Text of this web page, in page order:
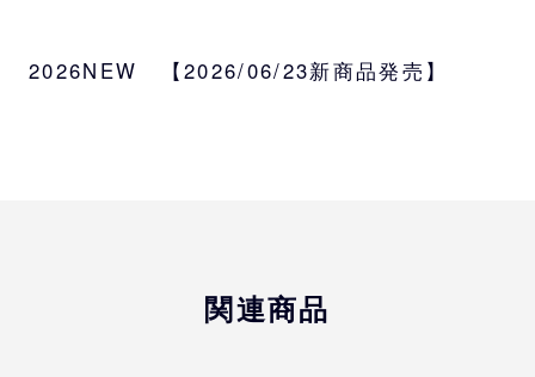
素材
2026NEW 【2026/06/23新商品発売】
関連商品